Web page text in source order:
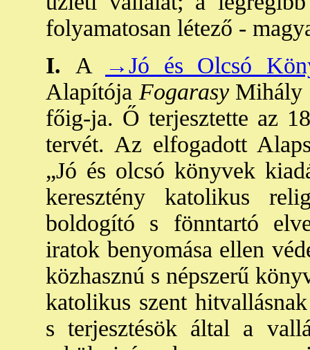
folyamatosan létező -
I. A
→Jó és Olcsó
Alapítója FogarasyMihály
főig-ja. Ő terjesztette az
tervét. Az elfogadott
„Jó és olcsó könyvek
keresztény katolikus
boldogító s fönntartó
iratok benyomása ellen
közhasznú s népszerű
katolikus szent
s terjesztésök által a